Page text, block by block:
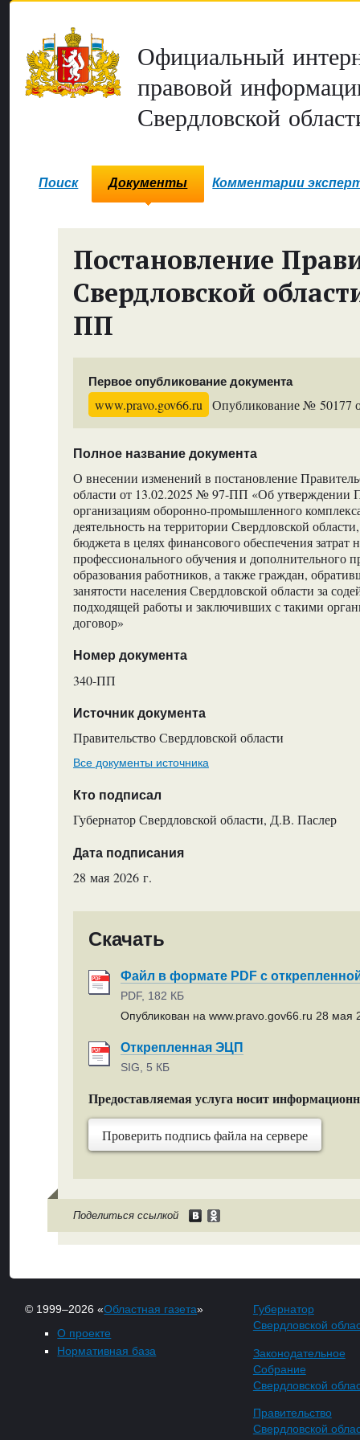
Официальный
правовой
Свердловской
Поиск Документы Комментарии
Постановление
Свердловской
ПП
Первое опубликование документа
www.pravo.gov66.ru Опубликование № 50177
Полное название документа
О внесении изменений в постановление
области от 13.02.2025 № 97-ПП «Об утверждении
организациям оборонно-промышленного
деятельность на территории Свердловской
бюджета в целях финансового обеспечения затрат
профессионального обучения и дополнительного
образования работников, а также граждан,
занятости населения Свердловской области за
подходящей работы и заключивших с такими
договор»
Номер документа
340-ПП
Источник документа
Правительство Свердловской области
Все документы источника
Кто подписал
Губернатор Свердловской области, Д.В. Паслер
Дата подписания
28 мая 2026 г.
Скачать
Файл в формате PDF с
PDF, 182 КБ
Опубликован на www.pravo.gov66.ru 28 мая
Открепленная ЭЦП
SIG, 5 КБ
Предоставляемая услуга носит
Проверить подпись файла на сервере
Поделиться ссылкой
© 1999–2026 «Областная газета»
О проекте
Нормативная база
Губернатор
Свердловской
Законодательное
Собрание
Свердловской
Правительство
Свердловской